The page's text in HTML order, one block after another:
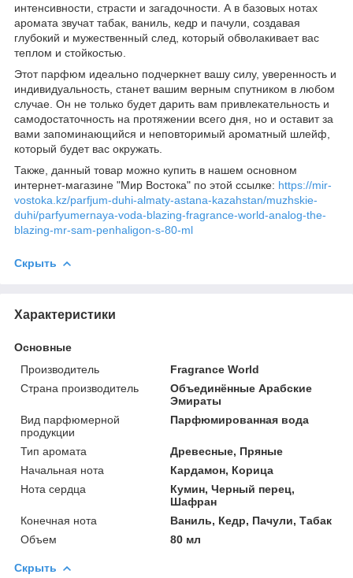
интенсивности, страсти и загадочности. А в базовых нотах
аромата звучат табак, ваниль, кедр и пачули, создавая
глубокий и мужественный след, который обволакивает вас
теплом и стойкостью.
Этот парфюм идеально подчеркнет вашу силу, уверенность и
индивидуальность, станет вашим верным спутником в любом
случае. Он не только будет дарить вам привлекательность и
самодостаточность на протяжении всего дня, но и оставит за
вами запоминающийся и неповторимый ароматный шлейф,
который будет вас окружать.
Также, данный товар можно купить в нашем основном
интернет-магазине "Мир Востока" по этой ссылке: https://mir-
vostoka.kz/parfjum-duhi-almaty-astana-kazahstan/muzhskie-
duhi/parfyumernaya-voda-blazing-fragrance-world-analog-the-
blazing-mr-sam-penhaligon-s-80-ml
Скрыть
Характеристики
Основные
Производитель
Fragrance World
Страна производитель
Объединённые Арабские
Эмираты
Вид парфюмерной
продукции
Парфюмированная вода
Тип аромата
Древесные, Пряные
Начальная нота
Кардамон, Корица
Нота сердца
Кумин, Черный перец,
Шафран
Конечная нота
Ваниль, Кедр, Пачули, Табак
Объем
80 мл
Скрыть